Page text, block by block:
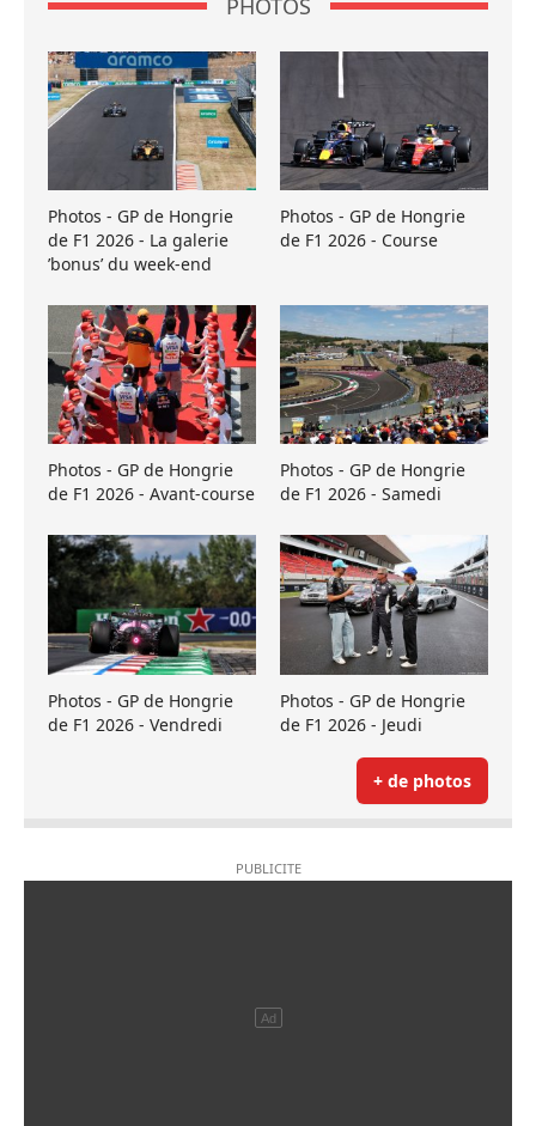
PHOTOS
Photos - GP de Hongrie
de F1 2026 - La galerie
’bonus’ du week-end
Photos - GP de Hongrie
de F1 2026 - Course
Photos - GP de Hongrie
de F1 2026 - Avant-course
Photos - GP de Hongrie
de F1 2026 - Samedi
Photos - GP de Hongrie
de F1 2026 - Vendredi
Photos - GP de Hongrie
de F1 2026 - Jeudi
+ de photos